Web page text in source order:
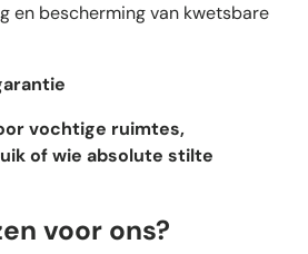
en bescherming van kwetsbare
vochtige ruimtes,
of wie absolute stilte
voor ons?